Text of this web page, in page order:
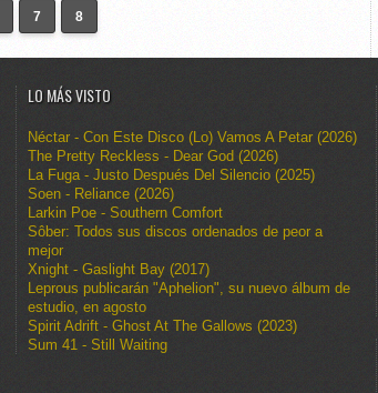
7 8
LO MÁS VISTO
Néctar - Con Este Disco (Lo) Vamos A Petar (2026)
The Pretty Reckless - Dear God (2026)
La Fuga - Justo Después Del Silencio (2025)
Soen - Reliance (2026)
Larkin Poe - Southern Comfort
Sôber: Todos sus discos ordenados de peor a
mejor
Xnight - Gaslight Bay (2017)
Leprous publicarán "Aphelion", su nuevo álbum de
estudio, en agosto
Spirit Adrift - Ghost At The Gallows (2023)
Sum 41 - Still Waiting